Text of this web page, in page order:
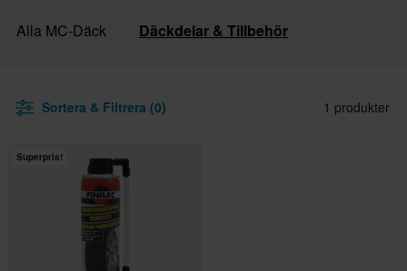
Alla MC-Däck Däckdelar & Tillbehör
Sortera & Filtrera (0) 1 produkter
Superpris!